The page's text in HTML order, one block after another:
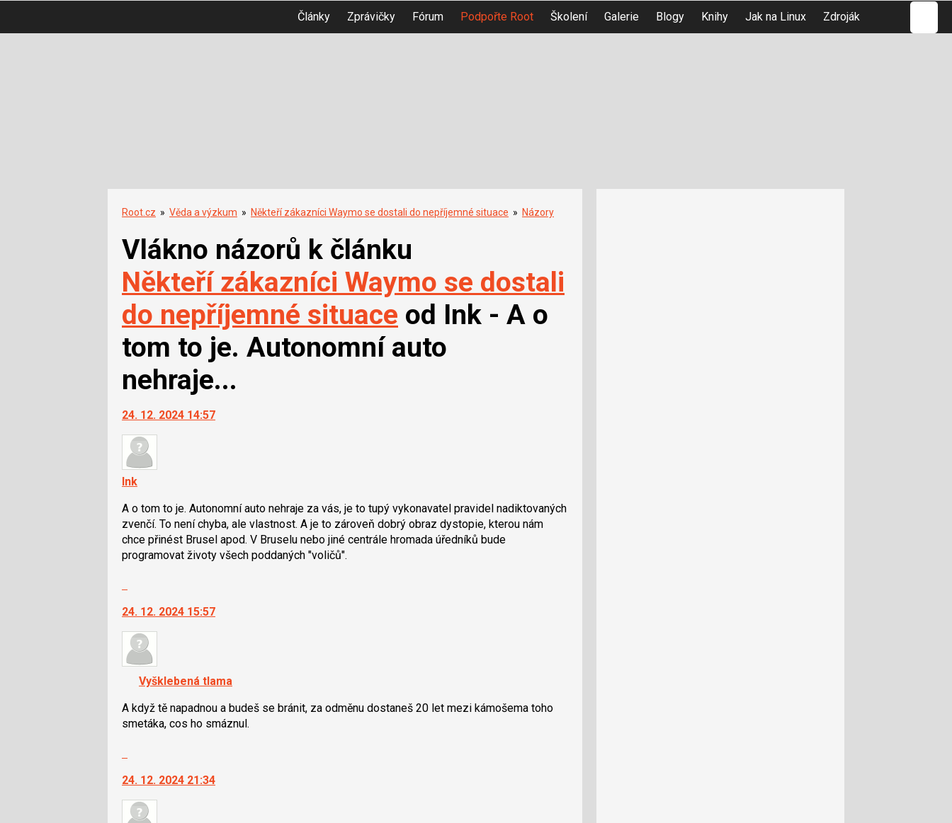
Články Zprávičky Fórum Podpořte Root Školení Galerie Blogy Knihy Jak na Linux Zdroják
Root.cz » Věda a výzkum » Někteří zákazníci Waymo se dostali do nepříjemné situace » Názory
Vlákno názorů k článku
Někteří zákazníci Waymo se dostali
do nepříjemné situace od Ink - A o
tom to je. Autonomní auto
nehraje...
24. 12. 2024 14:57
Ink
A o tom to je. Autonomní auto nehraje za vás, je to tupý vykonavatel pravidel nadiktovaných
zvenčí. To není chyba, ale vlastnost. A je to zároveň dobrý obraz dystopie, kterou nám
chce přinést Brusel apod. V Bruselu nebo jiné centrále hromada úředníků bude
programovat životy všech poddaných "voličů".
další
nový
názor.
navigaci
lze
použít
i
následující
a
P
24. 12. 2024 15:57
Vyšklebená tlama
A když tě napadnou a budeš se bránit, za odměnu dostaneš 20 let mezi kámošema toho
smetáka, cos ho smáznul.
další
nový
názor.
24. 12. 2024 21:34